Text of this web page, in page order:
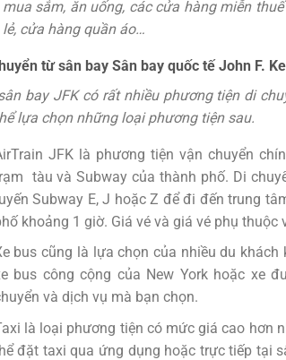
sắm, ăn uống, các cửa hàng miễn
lẻ, cửa hàng quần áo…
từ sân bay Sân bay quốc tế John F.
bay JFK có rất nhiều phương tiện di
lựa chọn những loại phương tiện sau.
JFK là phương tiện vận chuyển
tàu và Subway của thành phố. Di
Subway E, J hoặc Z để đi đến trung
khoảng 1 giờ. Giá vé và giá vé phụ thuộc
bus cũng là lựa chọn của nhiều du
bus công cộng của New York hoặc xe
và dịch vụ mà bạn chọn.
là loại phương tiện có mức giá cao hơn
đặt taxi qua ứng dụng hoặc trực tiếp tại